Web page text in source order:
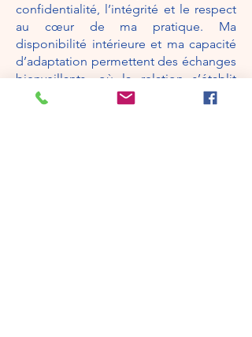
confidentialité, l’intégrité et le respect
au cœur de ma pratique. Ma
disponibilité intérieure et ma capacité
d’adaptation permettent des échanges
bienveillants, où la relation s’établit
dans la confiance.